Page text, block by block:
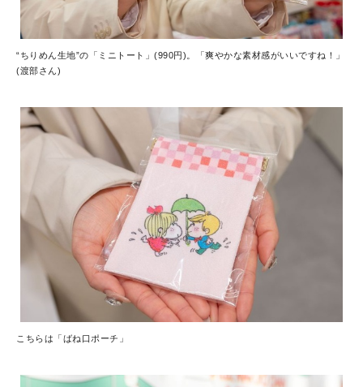
“ちりめん生地”の「ミニトート」(990円)。「爽やかな素材感がいいですね！」
(渡部さん)
こちらは「ばね口ポーチ」